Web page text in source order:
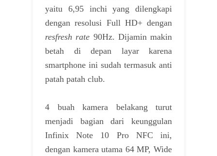
yaitu 6,95 inchi yang dilengkapi
dengan resolusi Full HD+ dengan
resfresh rate 90Hz. Dijamin makin
betah di depan layar karena
smartphone ini sudah termasuk anti
patah patah club.
4 buah kamera belakang turut
menjadi bagian dari keunggulan
Infinix Note 10 Pro NFC ini,
dengan kamera utama 64 MP, Wide